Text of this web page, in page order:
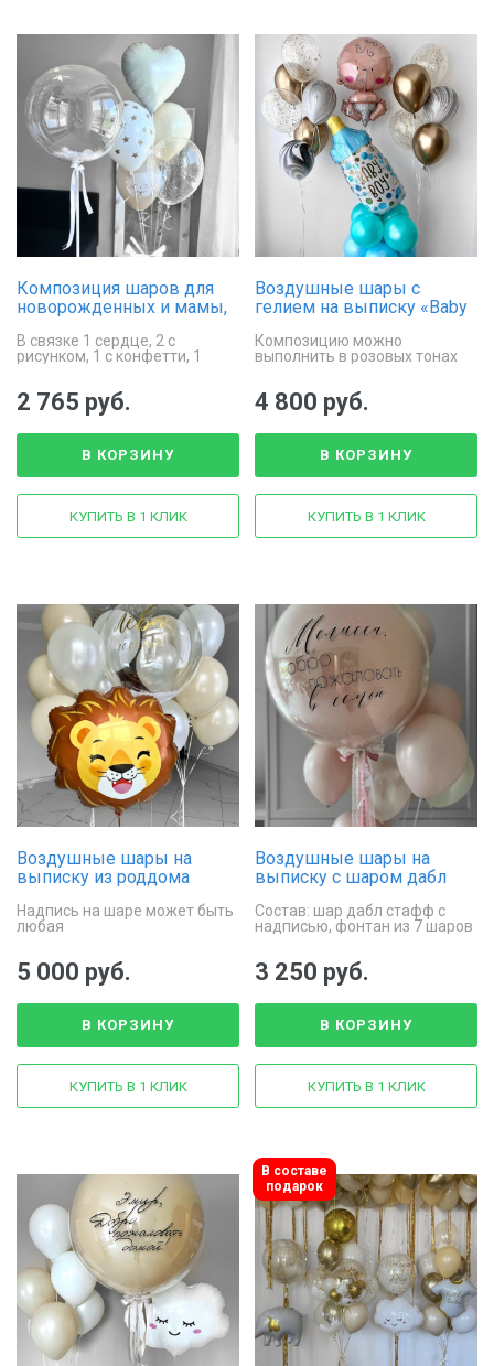
Композиция шаров для
новорожденных и мамы,
В связке 1 сердце, 2 с
рисунком, 1 с конфетти, 1
2 765 руб.
В КОРЗИНУ
КУПИТЬ В 1 КЛИК
Воздушные шары с
гелием на выписку «Вaby
Композицию можно
выполнить в розовых тонах
4 800 руб.
В КОРЗИНУ
КУПИТЬ В 1 КЛИК
Воздушные шары на
выписку из роддома
Надпись на шаре может быть
любая
5 000 руб.
В КОРЗИНУ
КУПИТЬ В 1 КЛИК
Воздушные шары на
выписку с шаром дабл
Состав: шар дабл стафф с
надписью, фонтан из 7 шаров
3 250 руб.
В КОРЗИНУ
КУПИТЬ В 1 КЛИК
В составе
подарок